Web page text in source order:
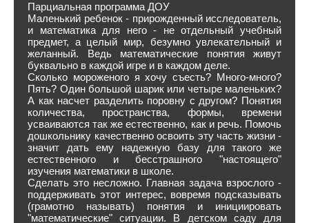
Парциальная программа ДОУ
Маленький ребенок - прирожденный исследователь,
и математика для него - не отдельный учебный
предмет, а целый мир, безумно увлекательный и
желанный. Ведь математические понятия живут
буквально в каждой игре и в каждом деле.
Сколько мороженого я хочу съесть? Много-много?
Пять? Один большой шарик или четыре маленьких?
А как насчет разделить поровну с другом? Понятия
количества, пространства, формы, времени
усваиваются так же естественно, как и речь. Помочь
дошкольнику качественно освоить эту часть жизни -
значит дать ему надежную базу для такого же
естественного и бесстрашного "настоящего"
изучения математики в школе.
Сделать это несложно. Главная задача взрослого -
поддерживать этот интерес, вовремя подсказывать
(грамотно называть) понятия и инициировать
"математические" ситуации. В детском саду для